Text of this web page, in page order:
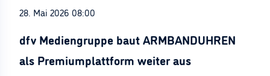
28. Mai 2026 08:00
dfv Mediengruppe baut ARMBANDUHREN
als Premiumplattform weiter aus